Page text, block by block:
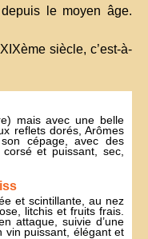
le moyen âge.
siècle, c’est-à-
mais avec une belle
reflets dorés, Arômes
cépage, avec des
et puissant, sec,
et scintillante, au nez
litchis et fruits frais.
attaque, suivie d’une
vin puissant, élégant et